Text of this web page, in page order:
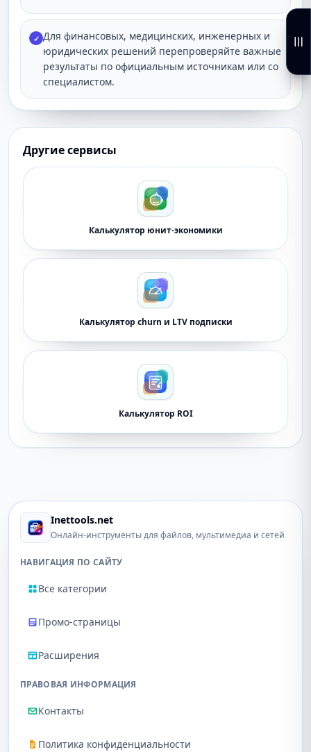
✓ Для финансовых, медицинских, инженерных и
юридических решений перепроверяйте важные
результаты по официальным источникам или со
специалистом.
Другие сервисы
Калькулятор юнит-экономики
Калькулятор churn и LTV подписки
Калькулятор ROI
Inettools.net
Онлайн-инструменты для файлов, мультимедиа и сетей
НАВИГАЦИЯ ПО САЙТУ
Все категории
Промо-страницы
Расширения
ПРАВОВАЯ ИНФОРМАЦИЯ
Контакты
Политика конфиденциальности